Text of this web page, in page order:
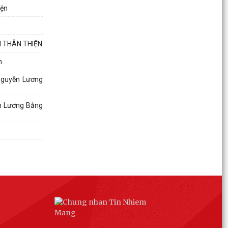
THÂN THIỆN
Lương
Lương Bằng
TẶNG QUÀ GIA ĐÌNH CHÍNH SÁCH, NGƯỜI CÓ
XÃ NGUYỄN LƯƠNG BẰNG VINH DỰ ĐƯỢC UBND
THÀNH PHỐ KHEN THƯỞNG TRONG THỰC HIỆN